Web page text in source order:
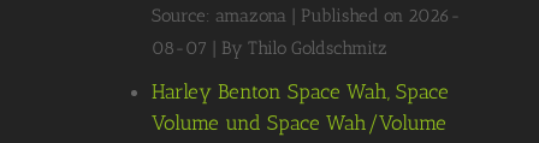
Source: amazona
Published on 2026-
08-07
By Thilo Goldschmitz
Harley Benton Space Wah, Space
Volume und Space Wah/Volume